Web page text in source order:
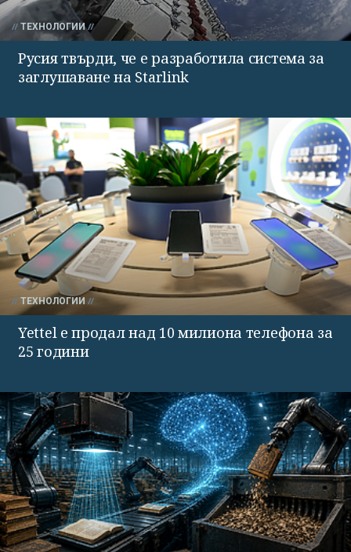
ТЕХНОЛОГИИ
Русия твърди, че е разработила система за
заглушаване на Starlink
ТЕХНОЛОГИИ
Yettel е продал над 10 милиона телефона за
25 години